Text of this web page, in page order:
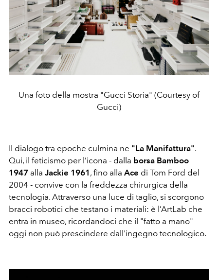
Una foto della mostra "Gucci Storia" (Courtesy of
Gucci)
Il dialogo tra epoche culmina ne "La Manifattura".
Qui, il feticismo per l’icona - dalla borsa Bamboo
1947 alla Jackie 1961 , fino alla Ace di Tom Ford del
2004 - convive con la freddezza chirurgica della
tecnologia. Attraverso una luce di taglio, si scorgono
bracci robotici che testano i materiali: è l’ArtLab che
entra in museo, ricordandoci che il "fatto a mano"
oggi non può prescindere dall'ingegno tecnologico.